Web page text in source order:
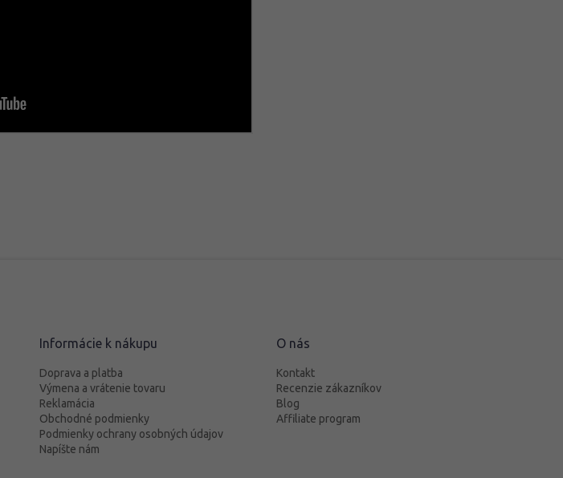
Informácie k nákupu
Doprava a platba
Výmena a vrátenie tovaru
Reklamácia
Obchodné podmienky
Podmienky ochrany osobných údajov
Napíšte nám
O nás
Kontakt
Recenzie zákazníkov
Blog
Affiliate program